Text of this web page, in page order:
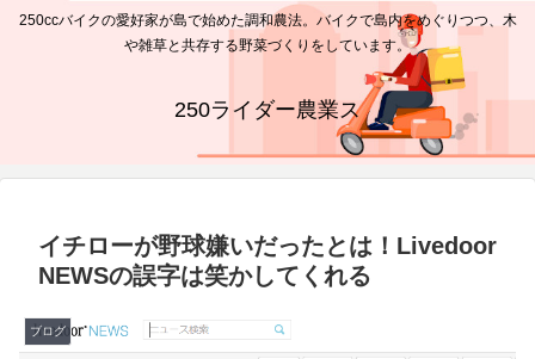
250ccバイクの愛好家が島で始めた調和農法。バイクで島内をめぐりつつ、木
や雑草と共存する野菜づくりをしています。
250ライダー農業ス
イチローが野球嫌いだったとは！Livedoor
NEWSの誤字は笑かしてくれる
ブログ